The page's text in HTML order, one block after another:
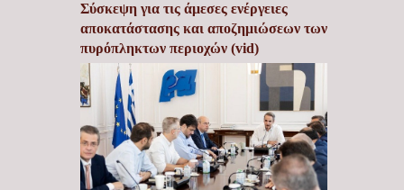
Σύσκεψη για τις άμεσες ενέργειες
αποκατάστασης και αποζημιώσεων των
πυρόπληκτων περιοχών (vid)